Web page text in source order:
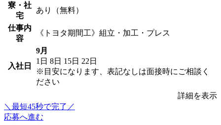
寮・社
宅
あり（無料）
仕事内
容
《トヨタ期間工》組立・加工・プレス
入社日
9月
1日 8日 15日 22日
※目安になります、表記なしは面接時にご相談く
ださい
詳細を表示
＼最短45秒で完了／
応募へ進む